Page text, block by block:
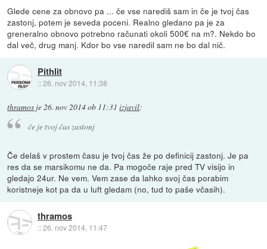
Glede cene za obnovo pa ... če vse narediš sam in če je tvoj čas
zastonj, potem je seveda poceni. Realno gledano pa je za
greneralno obnovo potrebno računati okoli 500€ na m?. Nekdo bo
dal več, drug manj. Kdor bo vse naredil sam ne bo dal nič.
Pithlit
::26. nov 2014, 11:38
thramos je 26. nov 2014 ob 11:31 izjavil:
če je tvoj čas zastonj
Če delaš v prostem času je tvoj čas že po definicij zastonj. Je pa
res da se marsikomu ne da. Pa mogoče raje pred TV visijo in
gledajo 24ur. Ne vem. Vem zase da lahko svoj čas porabim
koristneje kot pa da u luft gledam (no, tud to paše včasih).
thramos
::26. nov 2014, 11:47